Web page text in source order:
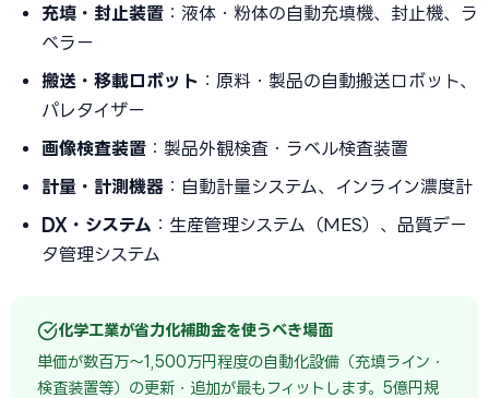
充填・封止装置 ：液体・粉体の自動充填機、封止機、ラ
ベラー
搬送・移載ロボット ：原料・製品の自動搬送ロボット、
パレタイザー
画像検査装置 ：製品外観検査・ラベル検査装置
計量・計測機器 ：自動計量システム、インライン濃度計
DX・システム ：生産管理システム（MES）、品質デー
タ管理システム
化学工業が省力化補助金を使うべき場面
単価が数百万〜1,500万円程度の自動化設備（充填ライン・
検査装置等）の更新・追加が最もフィットします。5億円規